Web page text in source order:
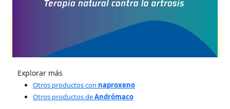
naproxenoy se indica como
Analgésico
. Es producido porAndrómaco
presentaciones disponibles.
Explorar más
Otros productos con naproxeno
Otros productos deAndrómaco